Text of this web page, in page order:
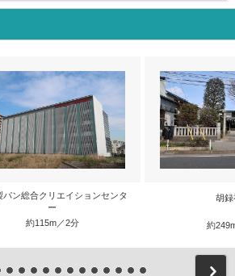
パン総合クリエイションセンタ
ー
約115m／2分
胡録
約